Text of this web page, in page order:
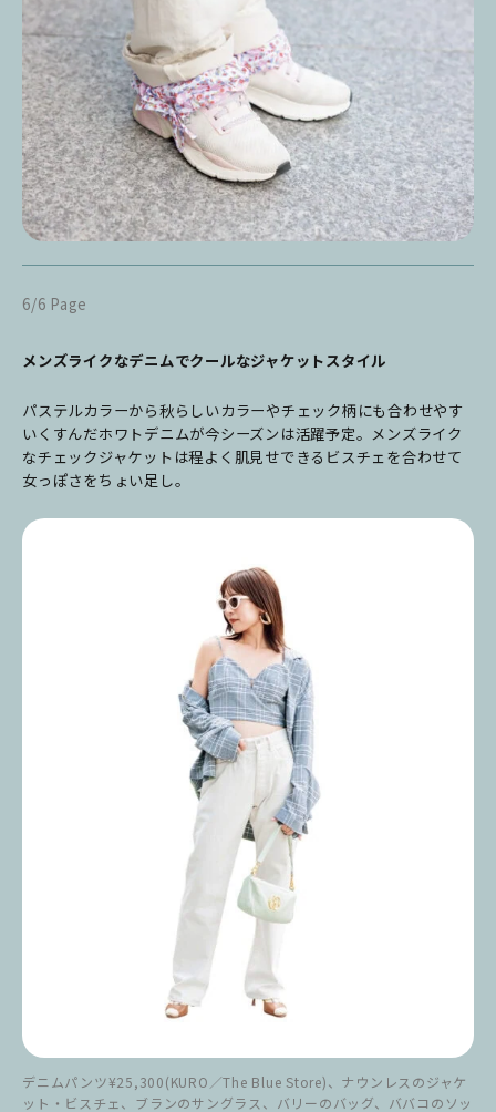
6/6 Page
メンズライクなデニムでクールなジャケットスタイル
パステルカラーから秋らしいカラーやチェック柄にも合わせやす
いくすんだホワトデニムが今シーズンは活躍予定。メンズライク
なチェックジャケットは程よく肌見せできるビスチェを合わせて
女っぽさをちょい足し。
デニムパンツ¥25,300(KURO／The Blue Store)、ナウンレスのジャケ
ット・ビスチェ、ブランのサングラス、バリーのバッグ、ババコのソッ